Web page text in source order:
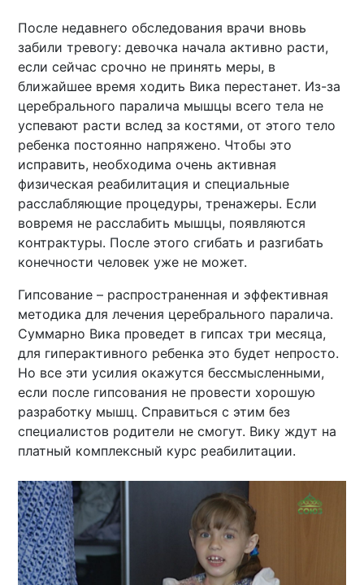
После недавнего обследования врачи вновь
забили тревогу: девочка начала активно расти,
если сейчас срочно не принять меры, в
ближайшее время ходить Вика перестанет. Из-за
церебрального паралича мышцы всего тела не
успевают расти вслед за костями, от этого тело
ребенка постоянно напряжено. Чтобы это
исправить, необходима очень активная
физическая реабилитация и специальные
расслабляющие процедуры, тренажеры. Если
вовремя не расслабить мышцы, появляются
контрактуры. После этого сгибать и разгибать
конечности человек уже не может.
Гипсование – распространенная и эффективная
методика для лечения церебрального паралича.
Суммарно Вика проведет в гипсах три месяца,
для гиперактивного ребенка это будет непросто.
Но все эти усилия окажутся бессмысленными,
если после гипсования не провести хорошую
разработку мышц. Справиться с этим без
специалистов родители не смогут. Вику ждут на
платный комплексный курс реабилитации.